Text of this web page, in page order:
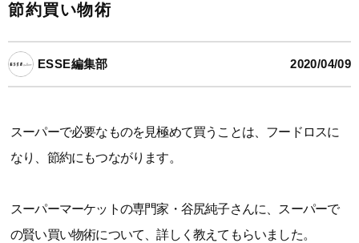
節約買い物術
ESSE編集部 2020/04/09
スーパーで必要なものを見極めて買うことは、フードロスに
なり、節約にもつながります。
スーパーマーケットの専門家・谷尻純子さんに、スーパーで
の賢い買い物術について、詳しく教えてもらいました。